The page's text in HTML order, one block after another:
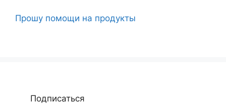
Прошу помощи на продукты
Подписаться